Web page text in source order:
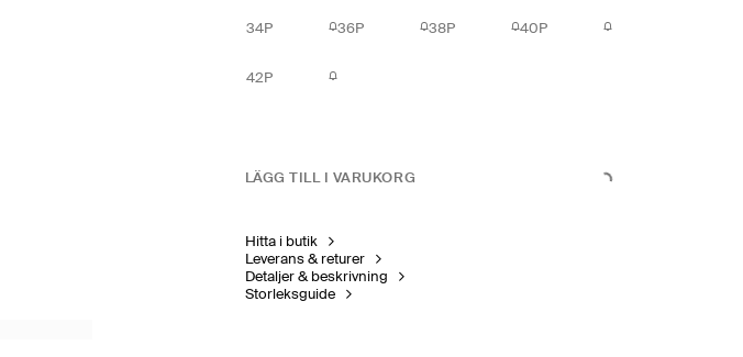
34P 36P 38P 40P
42P
LÄGG TILL I VARUKORG
Hitta i butik
Leverans & returer
Detaljer & beskrivning
Storleksguide